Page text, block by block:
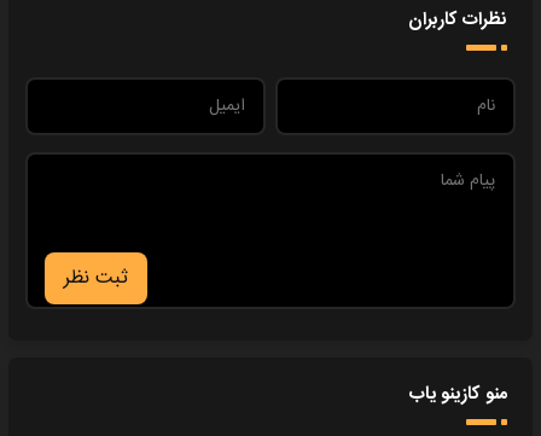
نظرات کاربران
ثبت نظر
منو کازینو یاب